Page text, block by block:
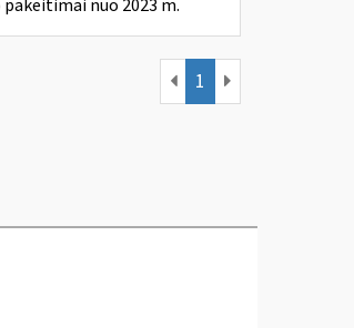
nuo 2023 m.
1